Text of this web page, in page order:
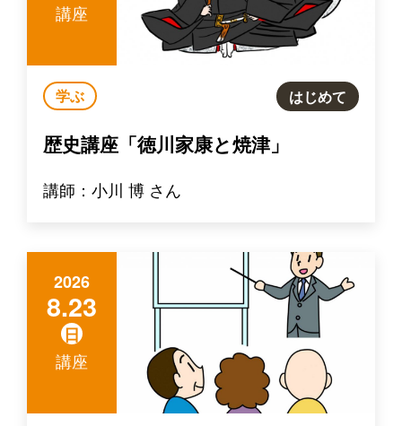
講座
学ぶ はじめて
歴史講座「徳川家康と焼津」
講師：小川 博 さん
2026
8.23
日
講座